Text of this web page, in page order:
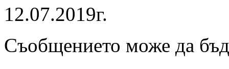
12.07.2019г.
Съобщението може да